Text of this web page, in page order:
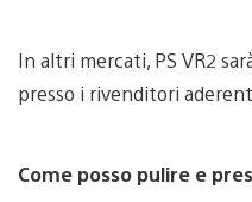
In altri mercati, PS VR2
presso i rivenditori
Come posso pulire e